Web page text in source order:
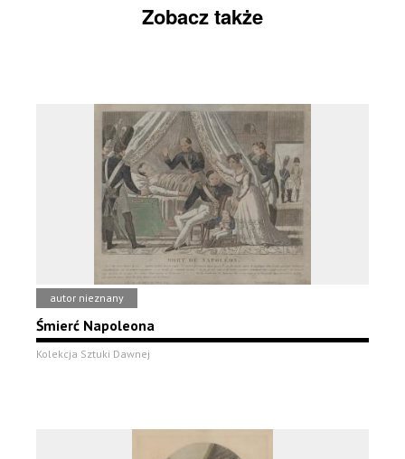
Zobacz także
autor nieznany
Śmierć Napoleona
Kolekcja Sztuki Dawnej